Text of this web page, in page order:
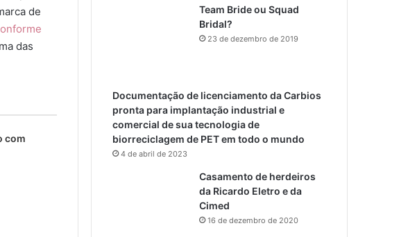
de
das
com
Team Bride ou Squad
Bridal?
23 de dezembro de 2019
Documentação de licenciamento da Carbios
pronta para implantação industrial e
comercial de sua tecnologia de
biorreciclagem de PET em todo o mundo
4 de abril de 2023
Casamento de herdeiros
da Ricardo Eletro e da
Cimed
16 de dezembro de 2020